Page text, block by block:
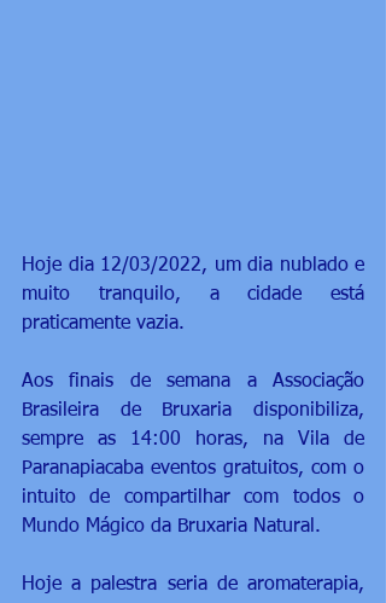
Hoje dia 12/03/2022, um dia nublado e
muito tranquilo, a cidade está
praticamente vazia.
Aos finais de semana a Associação
Brasileira de Bruxaria disponibiliza,
sempre as 14:00 horas, na Vila de
Paranapiacaba eventos gratuitos, com o
intuito de compartilhar com todos o
Mundo Mágico da Bruxaria Natural.
Hoje a palestra seria de aromaterapia,